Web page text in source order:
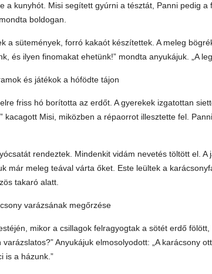
a kunyhót. Misi segített gyúrni a tésztát, Panni pedig
boldogan.
a sütemények, forró kakaót készítettek. A meleg
és ilyen finomakat ehetünk!” mondta anyukájuk. „A
és játékok a hófödte tájon
friss hó borította az erdőt. A gyerekek izgatottan
kacagott Misi, miközben a répaorrot illesztette fel.
rendeztek. Mindenkit vidám nevetés töltött el.
már meleg teával várta őket. Este leültek a
takaró alatt.
varázsának megőrzése
mikor a csillagok felragyogtak a sötét erdő
varázslatos?” Anyukájuk elmosolyodott: „A karácsony
is a házunk.”